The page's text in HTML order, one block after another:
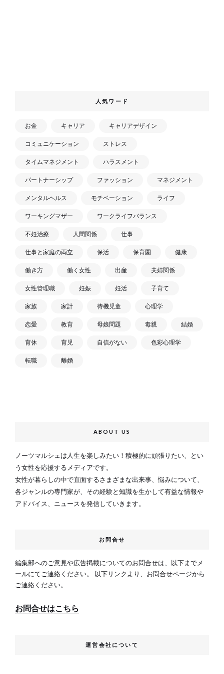
人気ワード
お金 キャリア キャリアデザイン
コミュニケーション ストレス
タイムマネジメント ハラスメント
パートナーシップ ファッション マネジメント
メンタルヘルス モチベーション ライフ
ワーキングマザー ワークライフバランス
不妊治療 人間関係 仕事
仕事と家庭の両立 保活 保育園 健康
働き方 働く女性 出産 夫婦関係
女性管理職 妊娠 妊活 子育て
家族 家計 待機児童 心理学
恋愛 教育 母娘問題 毒親 結婚
育休 育児 自信がない 色彩心理学
転職 離婚
ABOUT US
ノーツマルシェは人生を楽しみたい！積極的に頑張りたい、とい
う女性を応援するメディアです。
女性が暮らしの中で直面するさまざまな出来事、悩みについて、
各ジャンルの専門家が、その経験と知識を生かして有益な情報や
アドバイス、ニュースを発信していきます。
お問合せ
編集部へのご意見や広告掲載についてのお問合せは、以下までメ
ールにてご連絡ください。 以下リンクより、お問合せページから
ご連絡ください。
お問合せはこちら
運営会社について